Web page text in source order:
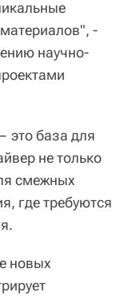
-
научно-
это база для
не только
смежных
где требуются
новых